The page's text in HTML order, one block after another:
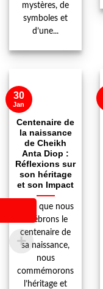
mystères, de
symboles et
d’une...
Centenaire de
la naissance
de Cheikh
Anta Diop :
Réflexions sur
son héritage
et son Impact
Alors que nous
célébrons le
centenaire de
sa naissance,
nous
commémorons
l’héritage et
30
Jan